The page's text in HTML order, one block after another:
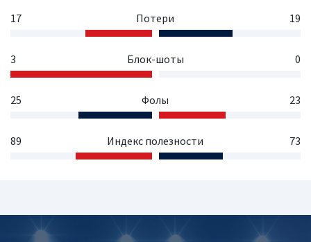
17 Потери 19
3 Блок-шоты 0
25 Фолы 23
89 Индекс полезности 73